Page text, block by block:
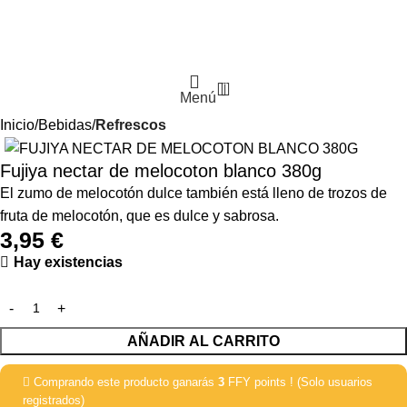
Menú
0
Inicio Bebidas Refrescos
Fujiya nectar de melocoton blanco 380g
El zumo de melocotón dulce también está lleno de trozos de
fruta de melocotón, que es dulce y sabrosa.
3,95 €
Hay existencias
AÑADIR AL CARRITO
Comprando este producto ganarás 3 FFY points ! (Solo usuarios
registrados)